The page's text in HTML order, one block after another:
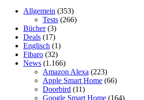
Allgemein (353)
Tests (266)
Bücher(3)
Deals (17)
Englisch (1)
Fibaro (32)
News (1.166)
Amazon Alexa (223)
Apple Smart Home (66)
Doorbird (11)
Google Smart Home (164)